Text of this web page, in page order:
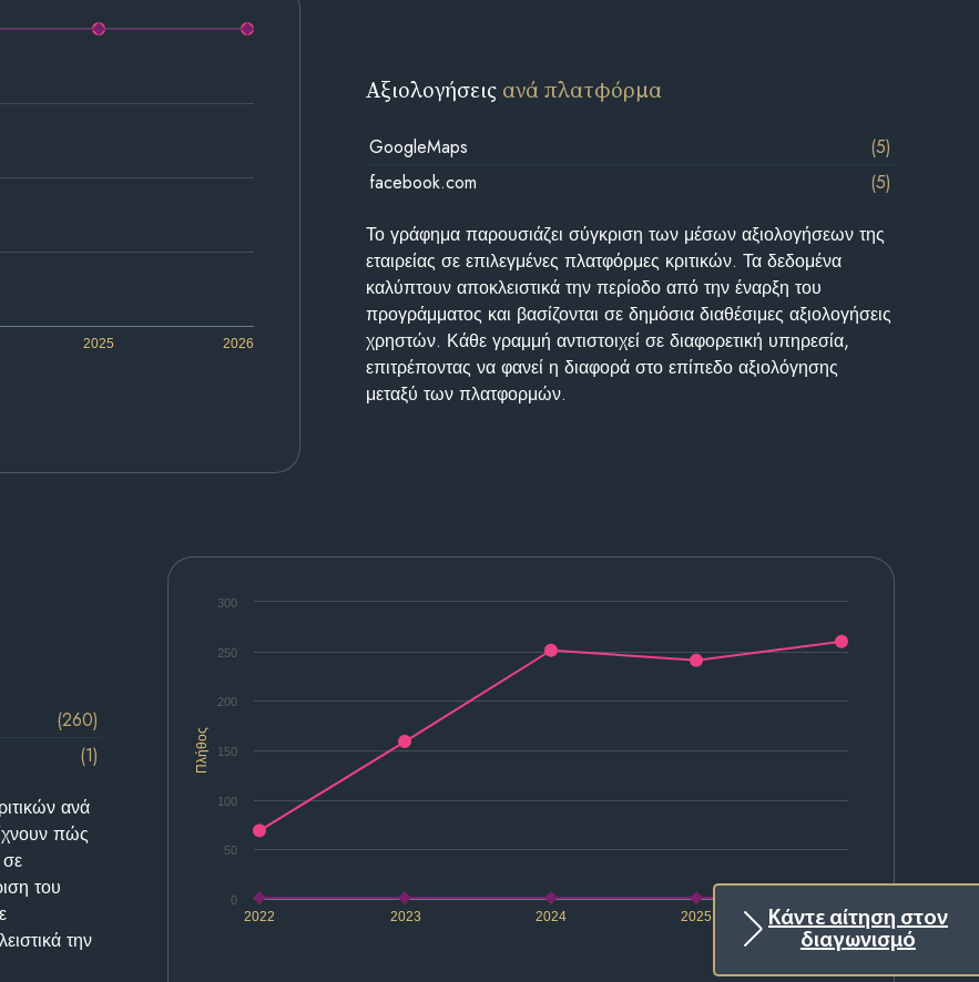
Κάντε αίτηση στον
διαγωνισμό
2025 2026
Αξιολογήσεις ανά πλατφόρμα
GoogleMaps
(5)
facebook.com
(5)
Το γράφημα παρουσιάζει σύγκριση των μέσων αξιολογήσεων της
εταιρείας σε επιλεγμένες πλατφόρμες κριτικών. Τα δεδομένα
καλύπτουν αποκλειστικά την περίοδο από την έναρξη του
προγράμματος και βασίζονται σε δημόσια διαθέσιμες αξιολογήσεις
χρηστών. Κάθε γραμμή αντιστοιχεί σε διαφορετική υπηρεσία,
επιτρέποντας να φανεί η διαφορά στο επίπεδο αξιολόγησης
μεταξύ των πλατφορμών.
Πλήθος
2022 2023 2024 2025 2026
0
50
100
150
200
250
300
(260)
(1)
ανά
πώς
του
την